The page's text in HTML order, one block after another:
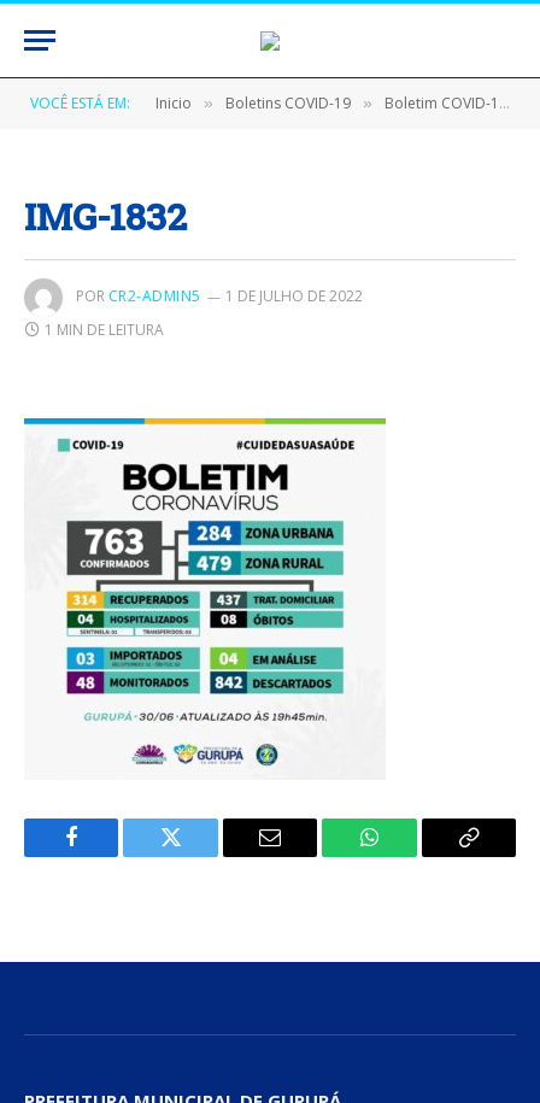
VOCÊ ESTÁ EM: Inicio » Boletins COVID-19 » Boletim COVID-19 (30/06/2020)
IMG-1832
POR CR2-ADMIN5
1 DE JULHO DE 2022
1 MIN DE LEITURA
Facebook Twitter
E-
WhatsApp Copiar